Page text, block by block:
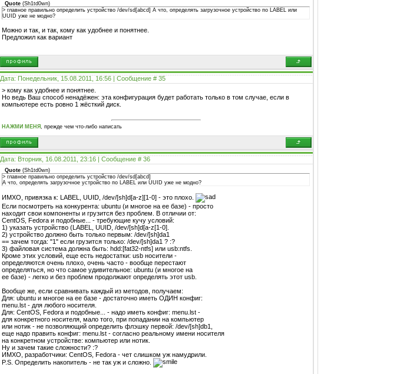
Quote (Sh1td0wn)
> главное правильно определить устройство /dev/sd[abcd] А что, определять загрузочное устройство по LABEL или
UUID уже не модно?
Можно и так, и так, кому как удобнее и понятнее.
Предложил как вариант
Дата: Понедельник, 15.08.2011, 16:56 | Сообщение # 35
> кому как удобнее и понятнее.
Но ведь Ваш способ ненадёжен: эта конфигурация будет работать только в том случае, если в
компьютере есть ровно 1 жёсткий диск.
НАЖМИ МЕНЯ, прежде чем что-либо написать
Дата: Вторник, 16.08.2011, 23:16 | Сообщение # 36
Quote (Sh1td0wn)
> главное правильно определить устройство /dev/sd[abcd]
А что, определять загрузочное устройство по LABEL или UUID уже не модно?
ИМХО, привязка к: LABEL, UUID, /dev/[sh]d[a-z][1-0] - это плохо.
Если посмотреть на конкурента: ubuntu (и многое на ее базе) - просто
находит свои компоненты и грузится без проблем. В отличии от:
CentOS, Fedora и подобные... - требующие кучу условий:
1) указать устройство (LABEL, UUID, /dev/[sh]d[a-z[1-0].
2) устройство должно быть только первым: /dev/[sh]da1
== зачем тогда: "1" если грузится только: /dev/[sh]da1 ? :?
3) файловая система должна быть: hdd:[fat32-ntfs] или usb:ntfs.
Кроме этих условий, еще есть недостатки: usb носители -
определяются очень плохо, очень часто - вообще перестают
определяться, но что самое удивительное: ubuntu (и многое на
ее базе) - легко и без проблем продолжают определять этот usb.
Вообще же, если сравнивать каждый из методов, получаем:
Для: ubuntu и многое на ее базе - достаточно иметь ОДИН конфиг:
menu.lst - для любого носителя.
Для: CentOS, Fedora и подобные... - надо иметь конфиг: menu.lst -
для конкретного носителя, мало того, при попадании на компьютер
или нотик - не позволяющий определить флэшку первой: /dev/[sh]db1,
еще надо править конфиг: menu.lst - согласно реальному имени носителя
на конкретном устройстве: компьютер или нотик.
Ну и зачем такие сложности? :?
ИМХО, разработчики: CentOS, Fedora - чет слишком уж намудрили.
P.S. Определить накопитель - не так уж и сложно.